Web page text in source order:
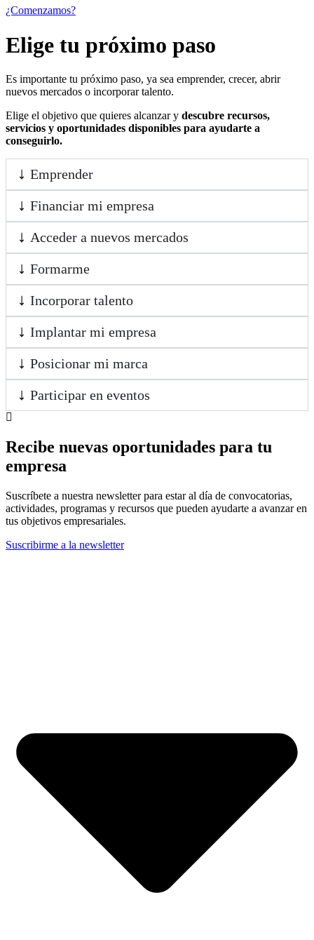
¿Comenzamos?
Elige tu próximo paso
Es importante tu próximo paso, ya sea emprender, crecer, abrir
nuevos mercados o incorporar talento.
Elige el objetivo que quieres alcanzar y descubre recursos,
servicios y oportunidades disponibles para ayudarte a
conseguirlo.
Emprender
Financiar mi empresa
Acceder a nuevos mercados
Formarme
Incorporar talento
Implantar mi empresa
Posicionar mi marca
Participar en eventos
Recibe nuevas oportunidades para tu
empresa
Suscríbete a nuestra newsletter para estar al día de convocatorias,
actividades, programas y recursos que pueden ayudarte a avanzar en
tus objetivos empresariales.
Suscribirme a la newsletter